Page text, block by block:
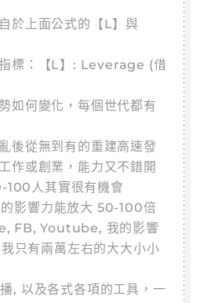
於上面公式的【L】與
標：【L】: Leverage (借
如何變化，每個世代都有
後從無到有的重建高速發
作或創業，能力又不錯開
100人其實很有機會
影響力能放大 50-100倍
FB, Youtube, 我的影響
只有兩萬左右的大大小小
, 以及各式各項的工具，一